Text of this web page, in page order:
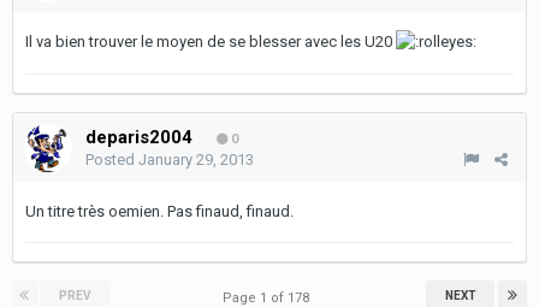
Il va bien trouver le moyen de se blesser avec les U20
deparis2004 0
Posted January 29, 2013
Un titre très oemien. Pas finaud, finaud.
PREV NEXT
Page 1 of 178